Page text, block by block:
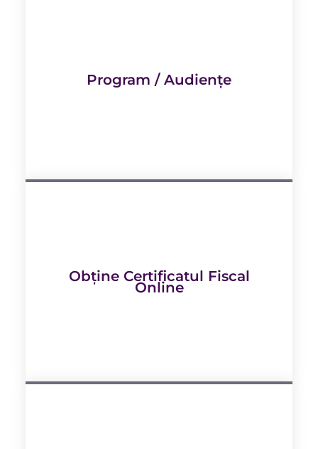
Program / Audiențe
Obține Certificatul Fiscal
Online